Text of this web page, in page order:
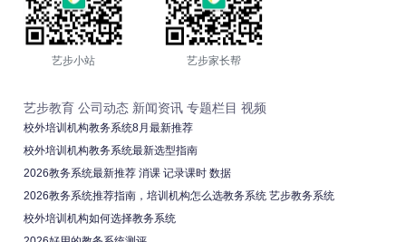
艺步小站 艺步家长帮
艺步教育 公司动态 新闻资讯 专题栏目 视频
校外培训机构教务系统8月最新推荐
校外培训机构教务系统最新选型指南
2026教务系统最新推荐 消课 记录课时 数据
2026教务系统推荐指南，培训机构怎么选教务系统 艺步教务系统
校外培训机构如何选择教务系统